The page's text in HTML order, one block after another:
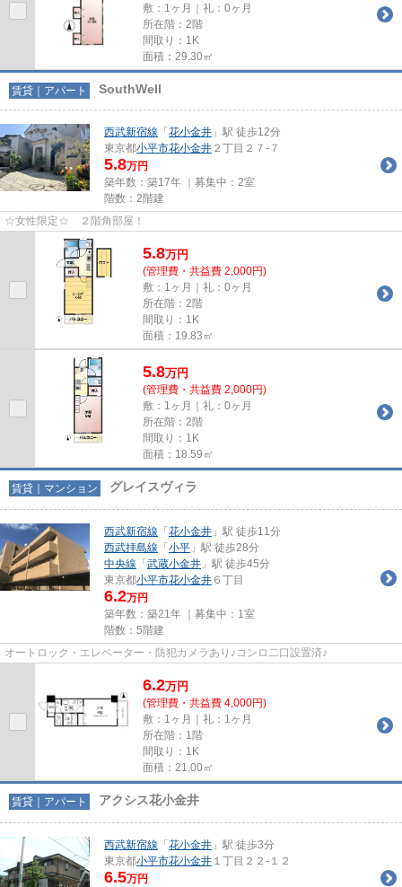
敷：1ヶ月｜礼：0ヶ月
所在階：2階
間取り：1K
面積：29.30㎡
賃貸｜アパート SouthWell
西武新宿線 「 花小金井 」駅 徒歩12分
東京都小平市花小金井 ２丁目２７-７
5.8万円
築年数：築17年 ｜募集中： 2室
階数：2階建
☆女性限定☆ ２階角部屋！
5.8万円
(管理費・共益費 2,000円)
敷：1ヶ月｜礼：0ヶ月
所在階：2階
間取り：1K
面積：19.83㎡
5.8万円
(管理費・共益費 2,000円)
敷：1ヶ月｜礼：0ヶ月
所在階：2階
間取り：1K
面積：18.59㎡
賃貸｜マンション グレイスヴィラ
西武新宿線 「 花小金井 」駅 徒歩11分
西武拝島線 「 小平 」駅 徒歩28分
中央線 「 武蔵小金井 」駅 徒歩45分
東京都小平市花小金井 ６丁目
6.2万円
築年数：築21年 ｜募集中： 1室
階数：5階建
オートロック・エレベーター・防犯カメラあり♪コンロ二口設置済♪
6.2万円
(管理費・共益費 4,000円)
敷：1ヶ月｜礼：1ヶ月
所在階：1階
間取り：1K
面積：21.00㎡
賃貸｜アパート アクシス花小金井
西武新宿線 「 花小金井 」駅 徒歩3分
東京都小平市花小金井 １丁目２２-１２
6.5万円